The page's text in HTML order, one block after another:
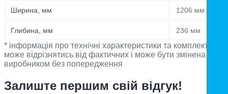
Ширина, мм 1206 мм
Глибина, мм 236 мм
* інформація про технічні характеристики та комплектацію
може відрізнятись від фактичних і може бути змінена
виробником без попередження
Залиште першим свій відгук!